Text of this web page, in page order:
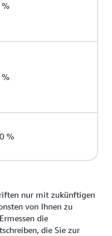
%
%
%
nur mit zukünftigen
von Ihnen zu
die
die Sie zur